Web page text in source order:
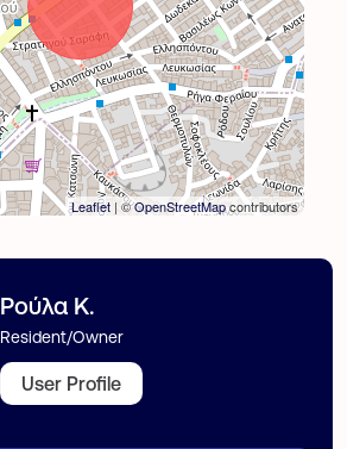
Leaflet | ©OpenStreetMapcontributors
Ρούλα Κ.
Resident/Owner
User Profile